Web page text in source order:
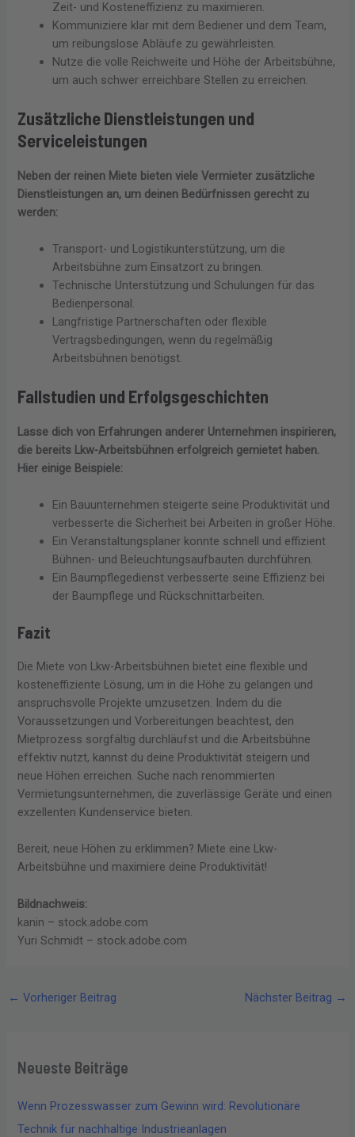
Zeit- und Kosteneffizienz zu maximieren.
Kommuniziere klar mit dem Bediener und dem Team,
um reibungslose Abläufe zu gewährleisten.
Nutze die volle Reichweite und Höhe der Arbeitsbühne,
um auch schwer erreichbare Stellen zu erreichen.
Zusätzliche Dienstleistungen und
Serviceleistungen
Neben der reinen Miete bieten viele Vermieter zusätzliche
Dienstleistungen an, um deinen Bedürfnissen gerecht zu
werden:
Transport- und Logistikunterstützung, um die
Arbeitsbühne zum Einsatzort zu bringen.
Technische Unterstützung und Schulungen für das
Bedienpersonal.
Langfristige Partnerschaften oder flexible
Vertragsbedingungen, wenn du regelmäßig
Arbeitsbühnen benötigst.
Fallstudien und Erfolgsgeschichten
Lasse dich von Erfahrungen anderer Unternehmen inspirieren,
die bereits Lkw-Arbeitsbühnen erfolgreich gemietet haben.
Hier einige Beispiele:
Ein Bauunternehmen steigerte seine Produktivität und
verbesserte die Sicherheit bei Arbeiten in großer Höhe.
Ein Veranstaltungsplaner konnte schnell und effizient
Bühnen- und Beleuchtungsaufbauten durchführen.
Ein Baumpflegedienst verbesserte seine Effizienz bei
der Baumpflege und Rückschnittarbeiten.
Fazit
Die Miete von Lkw-Arbeitsbühnen bietet eine flexible und
kosteneffiziente Lösung, um in die Höhe zu gelangen und
anspruchsvolle Projekte umzusetzen. Indem du die
Voraussetzungen und Vorbereitungen beachtest, den
Mietprozess sorgfältig durchläufst und die Arbeitsbühne
effektiv nutzt, kannst du deine Produktivität steigern und
neue Höhen erreichen. Suche nach renommierten
Vermietungsunternehmen, die zuverlässige Geräte und einen
exzellenten Kundenservice bieten.
Bereit, neue Höhen zu erklimmen? Miete eine Lkw-
Arbeitsbühne und maximiere deine Produktivität!
Bildnachweis:
kanin – stock.adobe.com
Yuri Schmidt – stock.adobe.com
← Vorheriger Beitrag Nächster Beitrag →
Neueste Beiträge
Wenn Prozesswasser zum Gewinn wird: Revolutionäre
Technik für nachhaltige Industrieanlagen